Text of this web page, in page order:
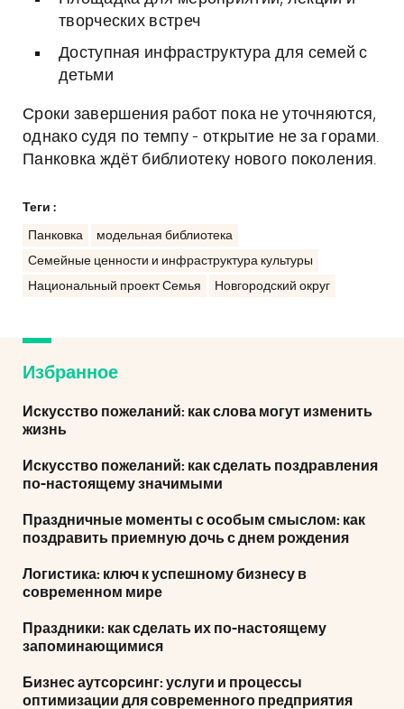
творческих встреч
Доступная инфраструктура для семей с
детьми
Сроки завершения работ пока не уточняются,
однако судя по темпу - открытие не за горами.
Панковка ждёт библиотеку нового поколения.
Теги :
Панковка
модельная библиотека
Семейные ценности и инфраструктура культуры
Национальный проект Семья
Новгородский округ
Избранное
Искусство пожеланий: как слова могут изменить
жизнь
Искусство пожеланий: как сделать поздравления
по-настоящему значимыми
Праздничные моменты с особым смыслом: как
поздравить приемную дочь с днем рождения
Логистика: ключ к успешному бизнесу в
современном мире
Праздники: как сделать их по-настоящему
запоминающимися
Бизнес аутсорсинг: услуги и процессы
оптимизации для современного предприятия